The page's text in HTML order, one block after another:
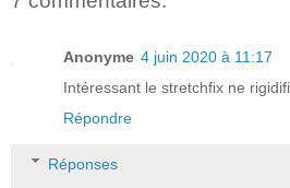
Anonyme 4 juin 2020 à 11:17
Intéressant le stretchfix ne
Répondre
Réponses